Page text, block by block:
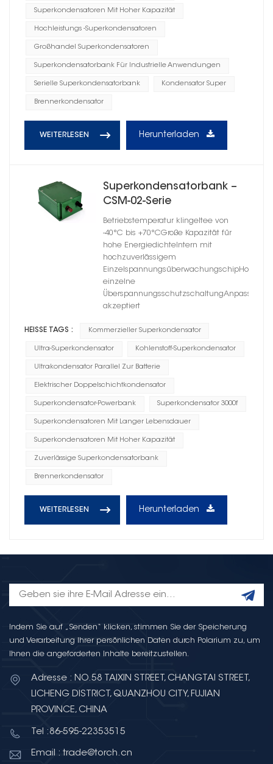
Superkondensatoren Mit Hoher Kapazität
Hochleistungs -Superkondensatoren
Großhandel Superkondensatoren
Superkondensatorbank Für Industrielle Anwendungen
Serielle Superkondensatorbank Kondensator Super
Brennerkondensator
WEITERLESEN Herunterladen
Superkondensatorbank –
CSM-02-Serie
Betriebstemperatur klingeltee von
-40°C bis +70°CGroße Kapazität für
hohe EnergiedichteIntern mit
hochzuverlässigem
einzelne
ÜberspannungsschutzschaltungAnpassung
akzeptiert
HEISSE TAGS : Kommerzieller Superkondensator
Ultra-Superkondensator Kohlenstoff-Superkondensator
Ultrakondensator Parallel Zur Batterie
Elektrischer Doppelschichtkondensator
Superkondensator-Powerbank Superkondensator 3000f
Superkondensatoren Mit Langer Lebensdauer
Superkondensatoren Mit Hoher Kapazität
Zuverlässige Superkondensatorbank
Brennerkondensator
WEITERLESEN Herunterladen
Indem Sie auf „Senden“ klicken, stimmen Sie der Speicherung
und Verarbeitung Ihrer persönlichen Daten durch Polarium zu, um
Ihnen die angeforderten Inhalte bereitzustellen.
Adresse : NO.58 TAIXIN STREET, CHANGTAI STREET,
LICHENG DISTRICT, QUANZHOU CITY, FUJIAN
PROVINCE, CHINA
Tel :86-595-22353515
Email : trade@torch.cn